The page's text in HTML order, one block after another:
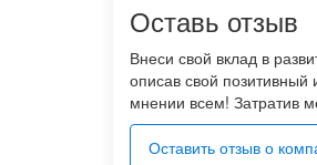
Оставь отзыв
Внеси свой вклад в
описав свой
мнении всем! Затратив
Оставить отзыв о